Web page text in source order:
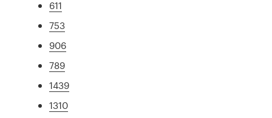
611
753
906
789
1439
1310